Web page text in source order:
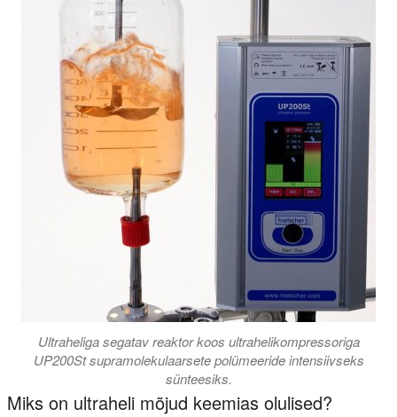
Ultraheliga segatav reaktor koos ultrahelikompressoriga
UP200St supramolekulaarsete polümeeride intensiivseks
sünteesiks.
Miks on ultraheli mõjud keemias olulised?